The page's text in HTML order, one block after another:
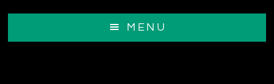
MENU